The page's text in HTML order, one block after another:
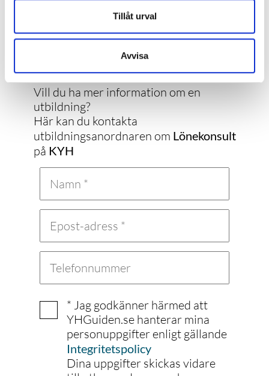
Tillåt urval
Avvisa
Vill du ha mer information om en
utbildning?
Här kan du kontakta
utbildningsanordnaren om Lönekonsult
på KYH
* Jag godkänner härmed att
YHGuiden.se hanterar mina
personuppgifter enligt gällande
Integritetspolicy
Dina uppgifter skickas vidare